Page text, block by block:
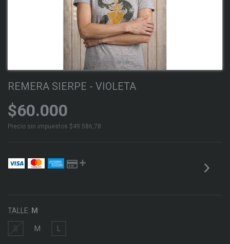
REMERA SIERPE - VIOLETA
$60.000
Precio sin impuestos $49.586,78
TALLE: M
S M